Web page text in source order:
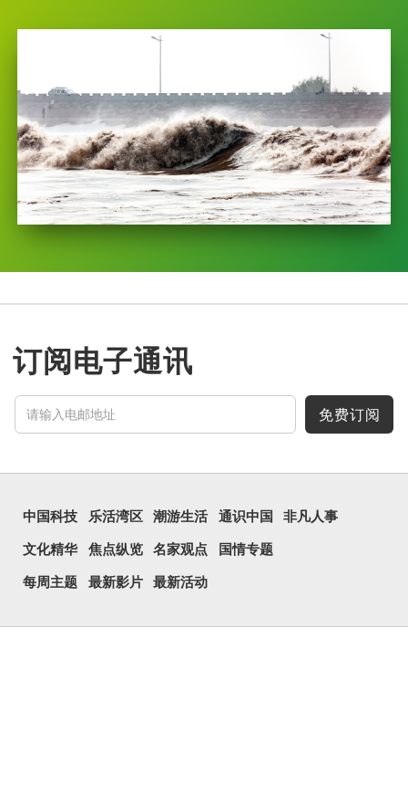
订阅电子通讯
免费订阅
中国科技 乐活湾区 潮游生活 通识中国 非凡人事
文化精华 焦点纵览 名家观点 国情专题
每周主题 最新影片 最新活动